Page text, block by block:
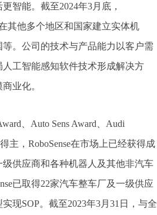
智能。截至2024年3月底，
其他多个地区和国家建立实体机
。公司的技术与产品能力以客户需
工智能感知软件技术形成解决方
业化。
、Auto Sens Award、Audi
主，RoboSense在市场上已经获得成
供应商和各种机器人及其他非汽车
已取得22家汽车整车厂及一级供应
现SOP。截至2023年3月31日，与全